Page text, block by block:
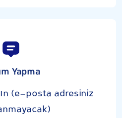
Yapma
(e-posta adresiniz